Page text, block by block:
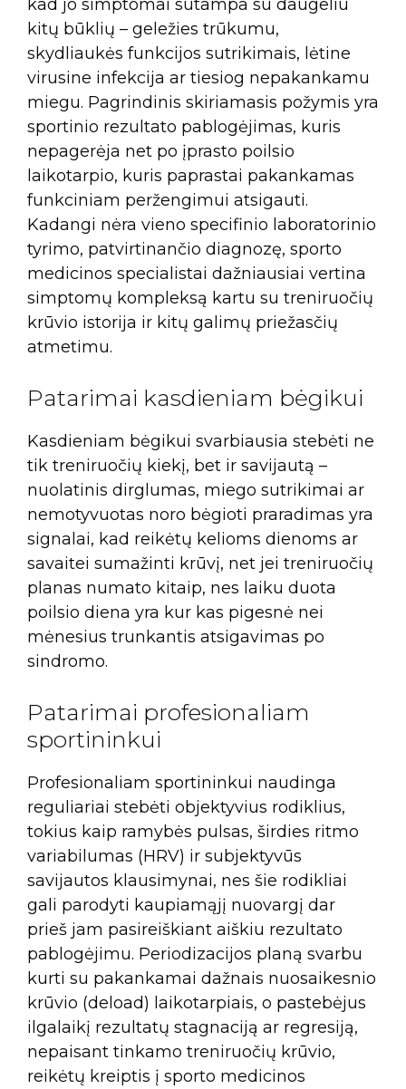
kad jo simptomai sutampa su daugeliu
kitų būklių – geležies trūkumu,
skydliaukės funkcijos sutrikimais, lėtine
virusine infekcija ar tiesiog nepakankamu
miegu. Pagrindinis skiriamasis požymis yra
sportinio rezultato pablogėjimas, kuris
nepagerėja net po įprasto poilsio
laikotarpio, kuris paprastai pakankamas
funkciniam peržengimui atsigauti.
Kadangi nėra vieno specifinio laboratorinio
tyrimo, patvirtinančio diagnozę, sporto
medicinos specialistai dažniausiai vertina
simptomų kompleksą kartu su treniruočių
krūvio istorija ir kitų galimų priežasčių
atmetimu.
Patarimai kasdieniam bėgikui
Kasdieniam bėgikui svarbiausia stebėti ne
tik treniruočių kiekį, bet ir savijautą –
nuolatinis dirglumas, miego sutrikimai ar
nemotyvuotas noro bėgioti praradimas yra
signalai, kad reikėtų kelioms dienoms ar
savaitei sumažinti krūvį, net jei treniruočių
planas numato kitaip, nes laiku duota
poilsio diena yra kur kas pigesnė nei
mėnesius trunkantis atsigavimas po
sindromo.
Patarimai profesionaliam
sportininkui
Profesionaliam sportininkui naudinga
reguliariai stebėti objektyvius rodiklius,
tokius kaip ramybės pulsas, širdies ritmo
variabilumas (HRV) ir subjektyvūs
savijautos klausimynai, nes šie rodikliai
gali parodyti kaupiamąjį nuovargį dar
prieš jam pasireiškiant aiškiu rezultato
pablogėjimu. Periodizacijos planą svarbu
kurti su pakankamai dažnais nuosaikesnio
krūvio (deload) laikotarpiais, o pastebėjus
ilgalaikį rezultatų stagnaciją ar regresiją,
nepaisant tinkamo treniruočių krūvio,
reikėtų kreiptis į sporto medicinos